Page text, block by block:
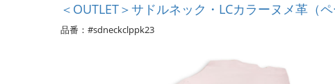
＜OUTLET＞サドルネック・LCカラーヌメ革（
品番：#sdneckclppk23